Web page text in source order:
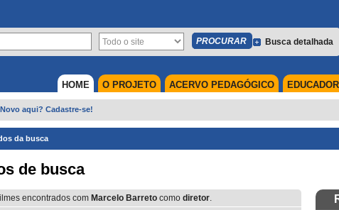
Busca detalhada
ACERVO PEDAGÓGICO
O PROJETO
HOME
Novo aqui? Cadastre-se!
da busca
de busca
encontrados com Marcelo Barreto como diretor.